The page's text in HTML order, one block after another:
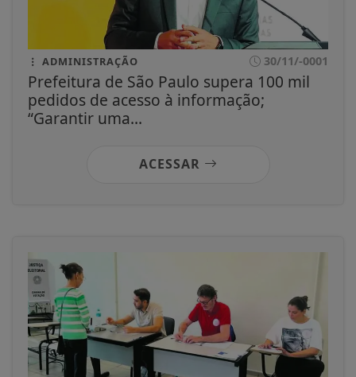
ADMINISTRAÇÃO 30/11/-0001
Prefeitura de São Paulo supera 100 mil
pedidos de acesso à informação;
“Garantir uma...
ACESSAR